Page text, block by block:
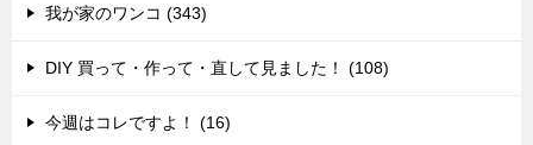
我が家のワンコ (343)
DIY 買って・作って・直して見ました！ (108)
今週はコレですよ！ (16)